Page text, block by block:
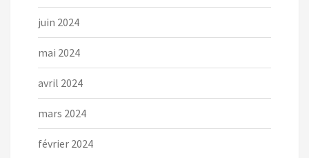
juin 2024
mai 2024
avril 2024
mars 2024
février 2024